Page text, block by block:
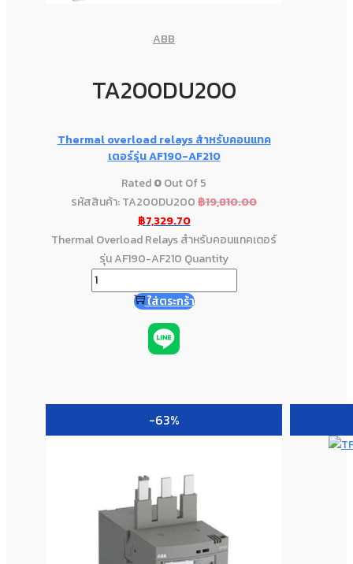
ABB
TA200DU200
Thermal overload relays สำหรับคอนแทค
เตอร์รุ่น AF190-AF210
Rated0Out Of 5
รหัสสินค้า: TA200DU200฿19,810.00
฿7,329.70
Thermal Overload Relays สำหรับคอนแทคเตอร์
รุ่น AF190-AF210 Quantity
ใส่ตระกร้า
-63%